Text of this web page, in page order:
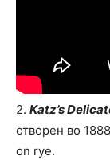
2. Katz’s
отворен во
on rye.